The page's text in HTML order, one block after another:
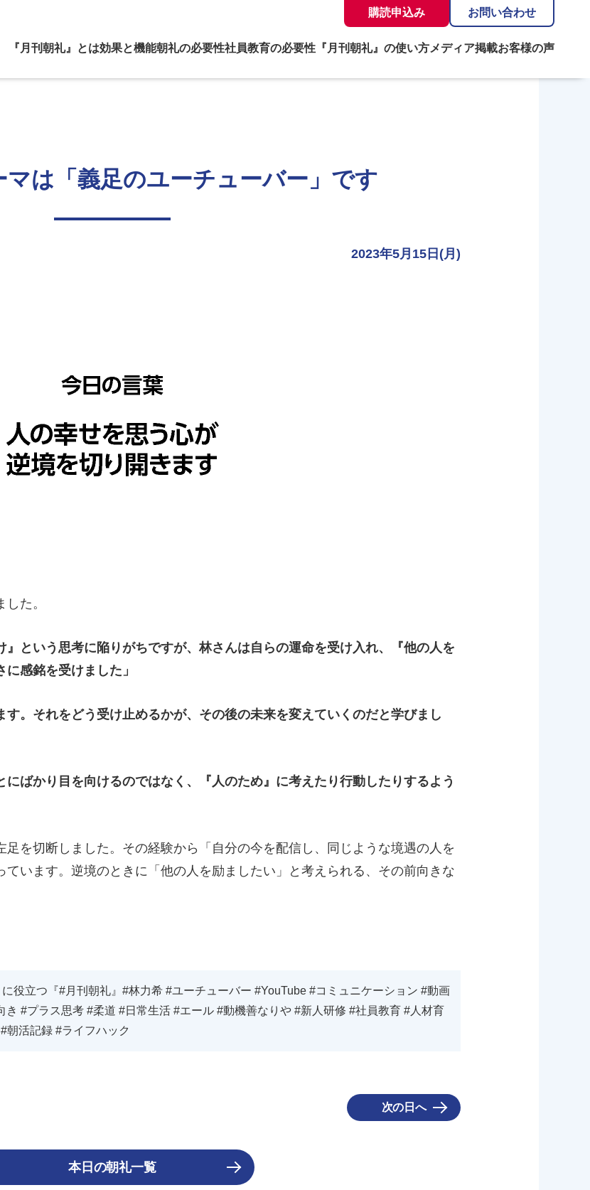
購読申込み お問い合わせ
『月刊朝礼』とは効果と機能朝礼の必要性社員教育の必要性 『月刊朝礼』の使い方メディア掲載お客様の声
マは「義足のユーチューバー」です
2023年5月15日(月)
た。
』という思考に陥りがちですが、林さんは自らの運命を受け入れ、『他の人を
感銘を受けました」
す。それをどう受け止めるかが、その後の未来を変えていくのだと学びまし
にばかり目を向けるのではなく、『人のため』に考えたり行動したりするよう
を切断しました。その経験から「自分の今を配信し、同じような境遇の人を
います。逆境のときに「他の人を励ましたい」と考えられる、その前向きな
役立つ『#月刊朝礼』#林力希 #ユーチューバー #YouTube #コミュニケーション #動画
#プラス思考 #柔道 #日常生活 #エール #動機善なりや #新人研修 #社員教育 #人材育
朝活記録 #ライフハック
次の日へ
本日の朝礼一覧